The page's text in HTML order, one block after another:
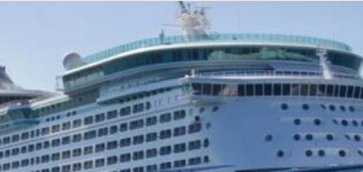
Newsletter
εγγραφής στο Newsletter του Dealistas.grΕπικοινωνία